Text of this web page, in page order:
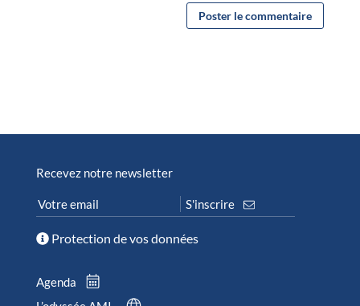
Recevez notre newsletter
Protection de vos données
Agenda